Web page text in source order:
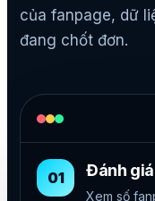
của fanpage, dữ
đang chốt đơn.
01 Đánh
Xem số